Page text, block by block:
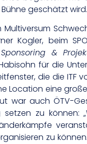
geschätzt
Kogler, beim
&
für die
die die ITF
Location eine
war auch ÖTV-
zu können:
zu